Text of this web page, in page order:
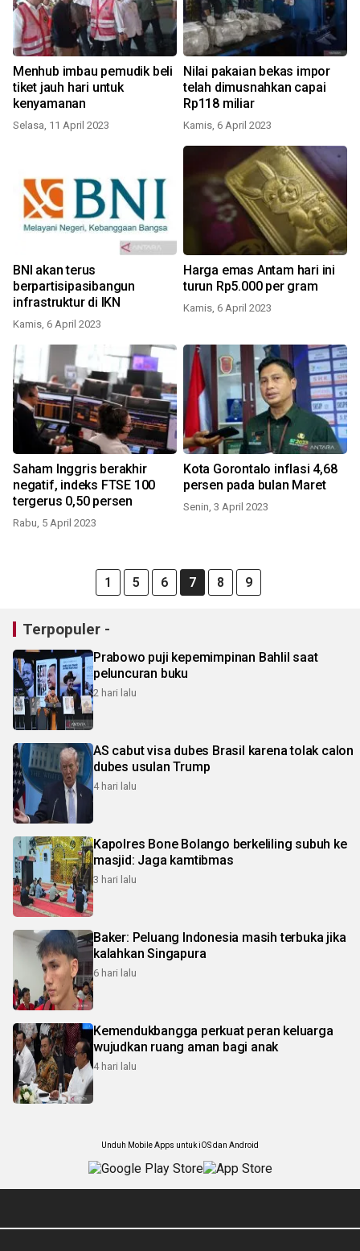
Menhub imbau pemudik beli
tiket jauh hari untuk
kenyamanan
Selasa, 11 April 2023
Nilai pakaian bekas impor
telah dimusnahkan capai
Rp118 miliar
Kamis, 6 April 2023
BNI akan terus
berpartisipasibangun
infrastruktur di IKN
Kamis, 6 April 2023
Harga emas Antam hari ini
turun Rp5.000 per gram
Kamis, 6 April 2023
Saham Inggris berakhir
negatif, indeks FTSE 100
tergerus 0,50 persen
Rabu, 5 April 2023
Kota Gorontalo inflasi 4,68
persen pada bulan Maret
Senin, 3 April 2023
1 5 6 7 8 9
Terpopuler -
Prabowo puji kepemimpinan Bahlil saat
peluncuran buku
2 hari lalu
AS cabut visa dubes Brasil karena tolak calon
dubes usulan Trump
4 hari lalu
Kapolres Bone Bolango berkeliling subuh ke
masjid: Jaga kamtibmas
3 hari lalu
Baker: Peluang Indonesia masih terbuka jika
kalahkan Singapura
6 hari lalu
Kemendukbangga perkuat peran keluarga
wujudkan ruang aman bagi anak
4 hari lalu
Unduh Mobile Apps untuk iOS dan Android